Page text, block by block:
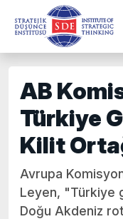
AB
Türkiye
Kilit
Avrupa
Leyen, "Türkiye
Doğu Akdeniz